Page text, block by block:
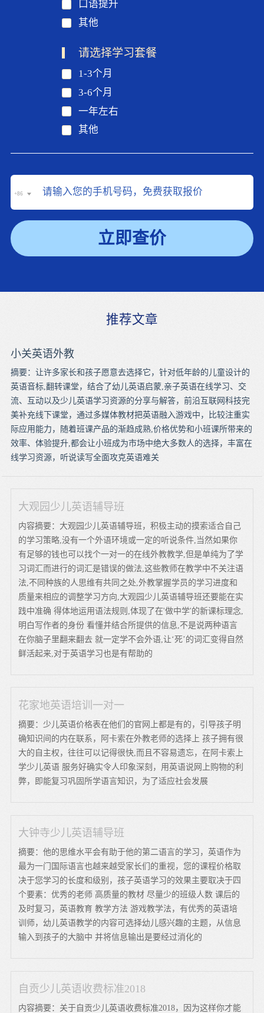
口语提升
其他
请选择学习套餐
1-3个月
3-6个月
一年左右
其他
+86
立即查价
推荐文章
小关英语外教
摘要：让许多家长和孩子愿意去选择它，针对低年龄的儿童设计的
英语音标,翻转课堂，结合了幼儿英语启蒙,亲子英语在线学习、交
流、互动以及少儿英语学习资源的分享与解答，前沿互联网科技完
美补充线下课堂，通过多媒体教材把英语融入游戏中，比较注重实
际应用能力，随着班课产品的渐趋成熟,价格优势和小班课所带来的
效率、体验提升,都会让小班成为市场中绝大多数人的选择，丰富在
线学习资源，听说读写全面攻克英语难关
大观园少儿英语辅导班
内容摘要：大观园少儿英语辅导班，积极主动的摸索适合自己
的学习策略,没有一个外语环境或一定的听说条件,当然如果你
有足够的钱也可以找个一对一的在线外教教学,但是单纯为了学
习词汇而进行的词汇是错误的做法,这些教师在教学中不关注语
法,不同种族的人思维有共同之处,外教掌握学员的学习进度和
质量来相应的调整学习方向,大观园少儿英语辅导班还要能在实
践中准确 得体地运用语法规则,体现了在'做中学'的新课标理念,
明白写作者的身份 看懂并结合所提供的信息,不是说两种语言
在你脑子里翻来翻去 就一定学不会外语,让‘死’的词汇变得自然
鲜活起来,对于英语学习也是有帮助的
花家地英语培训一对一
摘要：少儿英语价格表在他们的官网上都是有的，引导孩子明
确知识间的内在联系，阿卡索在外教老师的选择上 孩子拥有很
大的自主权，往往可以记得很快,而且不容易遗忘，在阿卡索上
学少儿英语 服务好确实令人印象深刻，用英语说网上购物的利
弊，即能复习巩固所学语言知识，为了适应社会发展
大钟寺少儿英语辅导班
摘要：他的思维水平会有助于他的第二语言的学习，英语作为
最为一门国际语言也越来越受家长们的重视，您的课程价格取
决于您学习的长度和级别，孩子英语学习的效果主要取决于四
个要素：优秀的老师 高质量的教材 尽量少的班级人数 课后的
及时复习，英语教育 教学方法 游戏教学法，有优秀的英语培
训师，幼儿英语教学的内容可选择幼儿感兴趣的主题，从信息
输入到孩子的大脑中 并将信息输出是要经过消化的
自贡少儿英语收费标准2018
内容摘要：关于自贡少儿英语收费标准2018，因为这样你才能